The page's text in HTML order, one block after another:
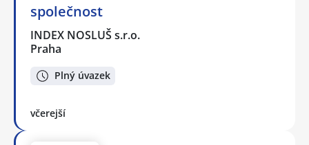
společnost
INDEX NOSLUŠ s.r.o.
Praha
Plný úvazek
včerejší